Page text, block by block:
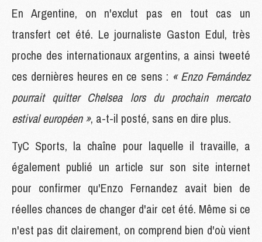
En Argentine, on n'exclut pas en tout cas un
transfert cet été. Le journaliste Gaston Edul, très
proche des internationaux argentins, a ainsi tweeté
ces dernières heures en ce sens : « Enzo Fernández
pourrait quitter Chelsea lors du prochain mercato
estival européen », a-t-il posté, sans en dire plus.
TyC Sports, la chaîne pour laquelle il travaille, a
également publié un article sur son site internet
pour confirmer qu'Enzo Fernandez avait bien de
réelles chances de changer d'air cet été. Même si ce
n'est pas dit clairement, on comprend bien d'où vient